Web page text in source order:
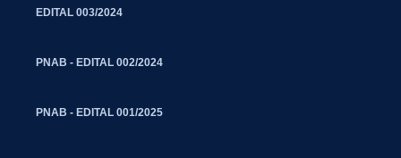
EDITAL 003/2024
PNAB - EDITAL 002/2024
PNAB - EDITAL 001/2025